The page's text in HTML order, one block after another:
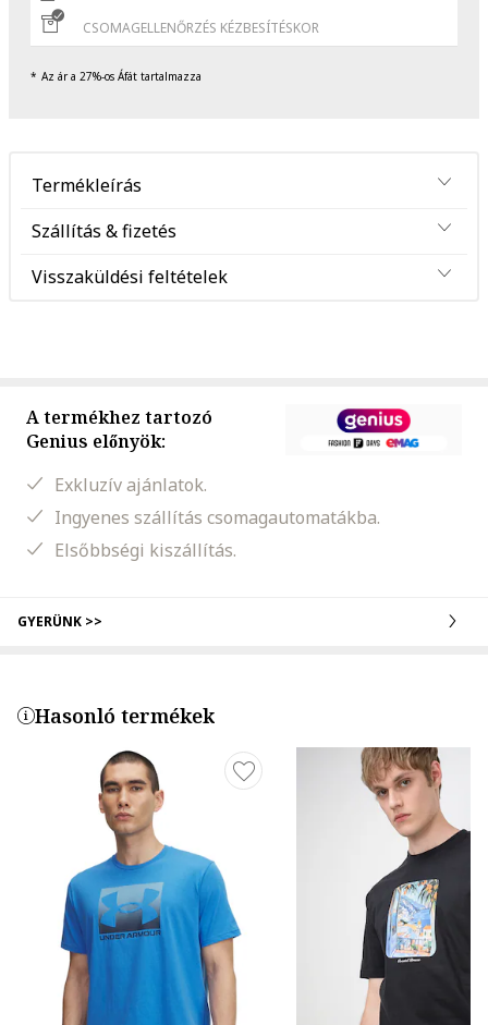
CSOMAGELLENŐRZÉS KÉZBESÍTÉSKOR
Az ár a 27%-os Áfát tartalmazza
Termékleírás
Szállítás & fizetés
Visszaküldési feltételek
A termékhez tartozó
Genius előnyök:
Exkluzív ajánlatok.
Ingyenes szállítás csomagautomatákba.
Elsőbbségi kiszállítás.
GYERÜNK >>
Hasonló termékek